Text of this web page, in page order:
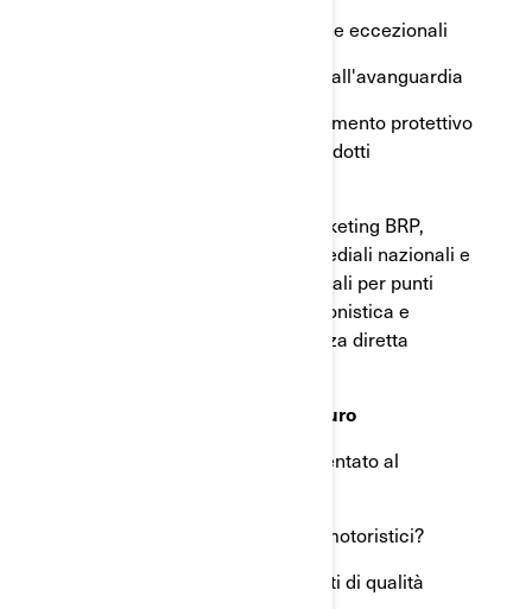
Supporto tecnico e formazione eccezionali
Sistemi e assistenza internet all'avanguardia
Ricambi, accessori e abbigliamento protettivo
esclusivi BRP, superiori ai prodotti
Programmi aggressivi di marketing BRP,
comprese campagne multimediali nazionali e
cooperative complete, materiali per punti
vendita, programmi di cartellonistica e
promozioni per corrispondenza diretta
Entra a far parte del nostro futuro
Sei professionale, esperto e orientato al
Conosci il business degli sport motoristici?
Puoi vantarti di un servizio clienti di qualità